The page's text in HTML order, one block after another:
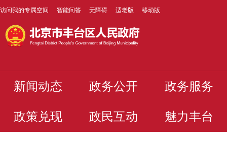
访问我的专属空间 智能问答 无障碍 适老版 移动版
新闻动态 政务公开 政务服务
政策兑现 政民互动 魅力丰台